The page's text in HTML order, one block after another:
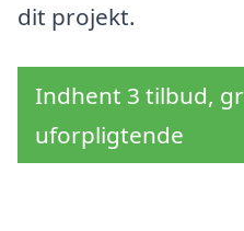
dit projekt.
Indhent 3 tilbud,
uforpligtende